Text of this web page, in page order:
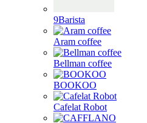
9Barista
Aram coffee
Bellman coffee
BOOKOO
Cafelat Robot